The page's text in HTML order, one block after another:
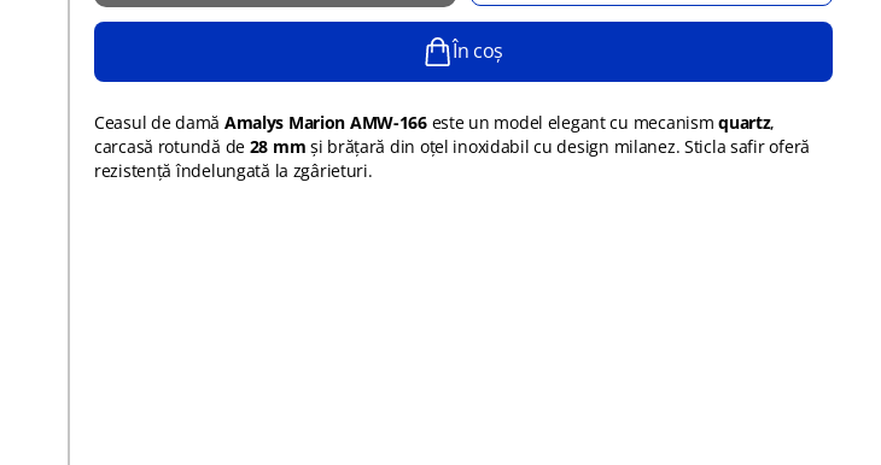
În coș
Ceasul de damă Amalys Marion AMW-166este un model elegant cu mecanismquartz,
carcasă rotundă de 28 mm și brățară din oțel inoxidabil cu design milanez. Sticla safir oferă
rezistență îndelungată la zgârieturi.